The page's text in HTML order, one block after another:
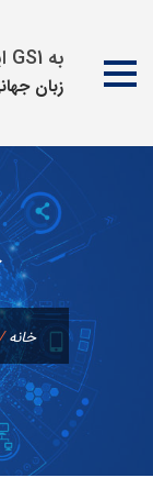
به GS1 ایران خوش آمدید
زبان
محتوا
خانه